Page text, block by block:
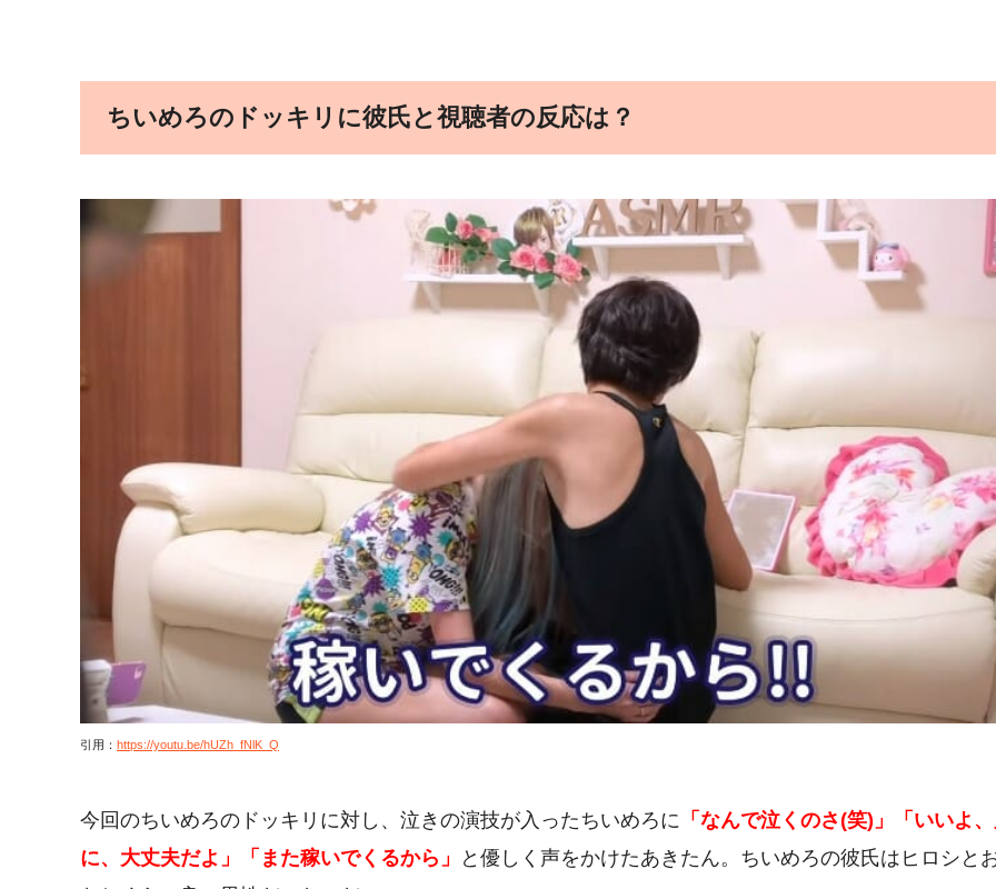
ちいめろのドッキリに彼氏と視聴者の反応は？
引用： https://youtu.be/hUZh_fNlK_Q
今回のちいめろのドッキリに対し、泣きの演技が入ったちいめろに 「なんで泣くのさ(笑)」「いいよ
に、大丈夫だよ」「また稼いでくるから」
と優しく声をかけたあきたん。ちいめろの彼氏はヒロシと